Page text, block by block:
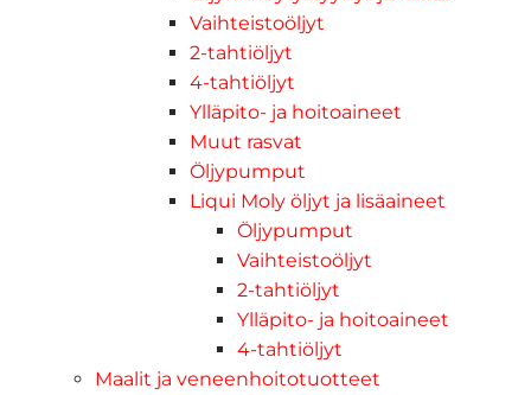
Vaihteistoöljyt
2-tahtiöljyt
4-tahtiöljyt
Ylläpito- ja hoitoaineet
Muut rasvat
Öljypumput
Liqui Moly öljyt ja lisäaineet
Öljypumput
Vaihteistoöljyt
2-tahtiöljyt
Ylläpito- ja hoitoaineet
4-tahtiöljyt
Maalit ja veneenhoitotuotteet